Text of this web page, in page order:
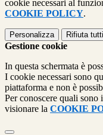
cookie necessari al
COOKIE POLICY.
Personalizza Rifiuta tutti
Gestione cookie
In questa schermata è
I cookie necessari sono
piattaforma e non è
Per conoscere quali sono
visionare la COOKIE